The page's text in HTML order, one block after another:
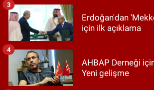
Erdoğan'dan
için ilk açıklama
3
AHBAP Derneği
Yeni gelişme
4